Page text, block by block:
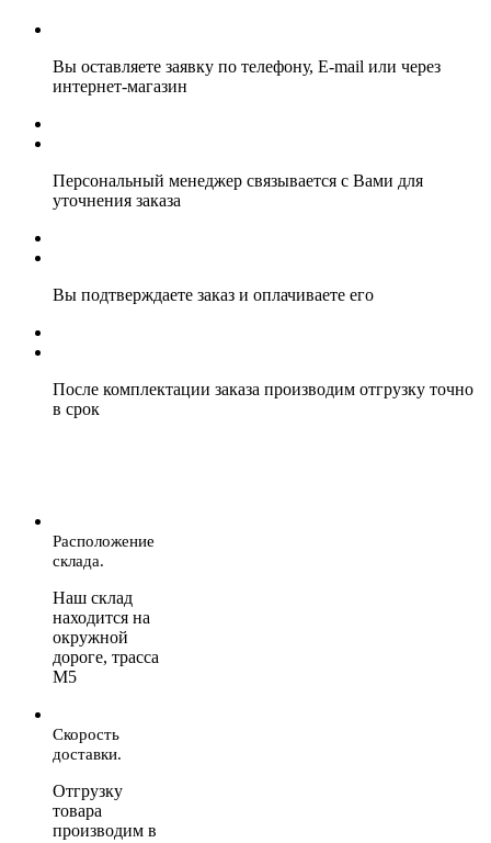
Вы оставляете заявку по телефону, E-mail или через
интернет-магазин
Персональный менеджер связывается с Вами для
уточнения заказа
Вы подтверждаете заказ и оплачиваете его
После комплектации заказа производим отгрузку точно
в срок
Расположение
склада.
Наш склад
находится на
окружной
дороге, трасса
М5
Скорость
доставки.
Отгрузку
товара
производим в